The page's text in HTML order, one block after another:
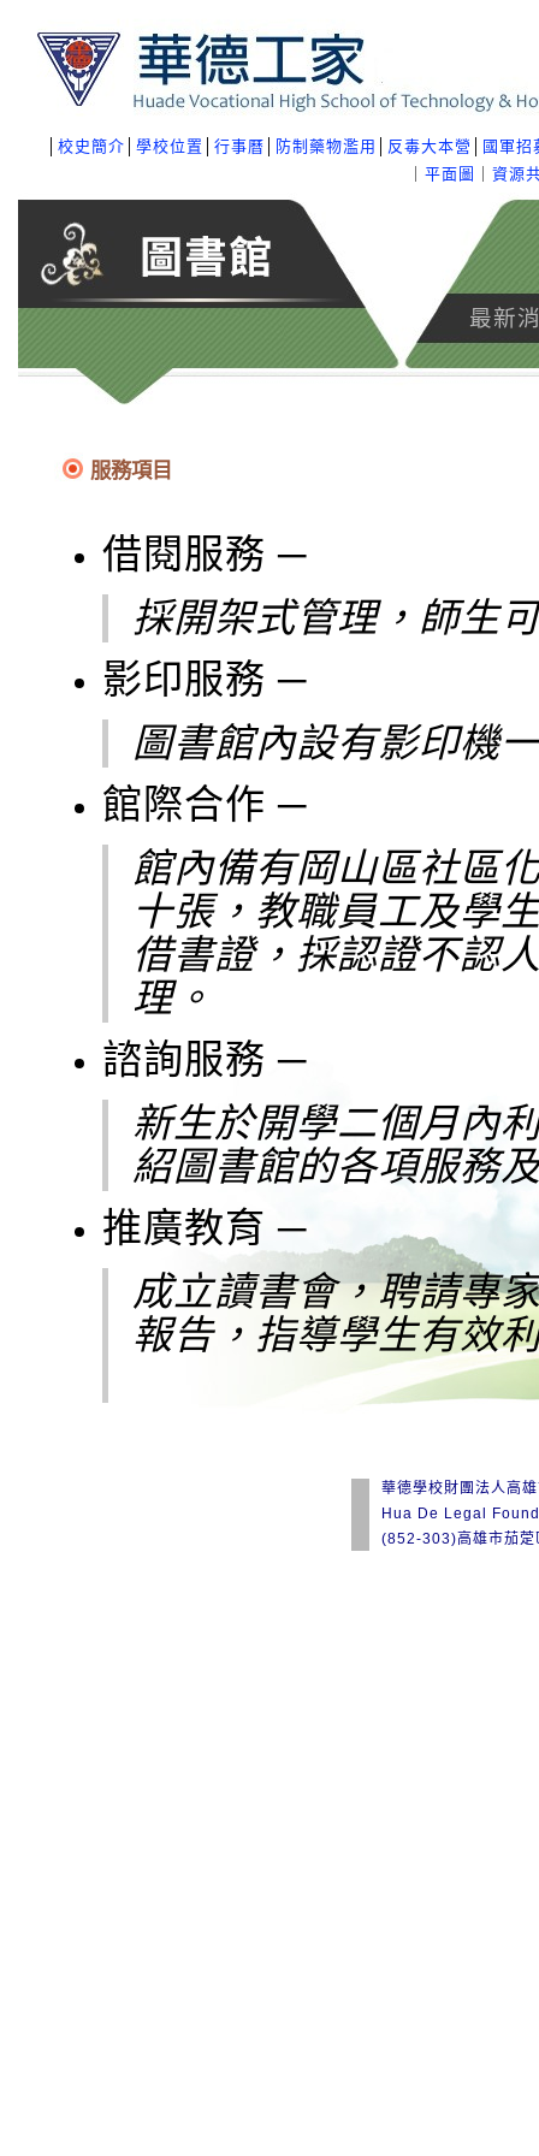
校史簡介 學校位置 行事曆 防制藥物濫用 反毒大本營
國軍招
平面圖 資源
最新
服務項目
借閱服務 ─
採開架式管理，師生
影印服務 ─
圖書館內設有影印機
館際合作 ─
館內備有岡山區社區
十張，教職員工及學
借書證，採認證不認
理。
諮詢服務 ─
新生於開學二個月內
紹圖書館的各項服務
推廣教育 ─
成立讀書會，聘請專
報告，指導學生有效
華德學校財團法人高
Hua De Legal
(852-303)高雄市茄